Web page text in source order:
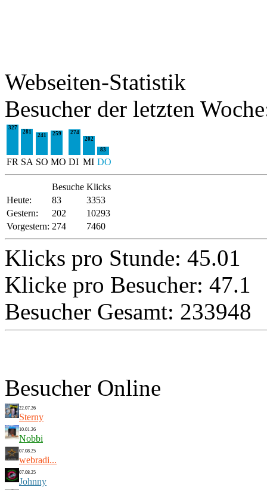
Webseiten-Statistik
Besucher der letzten
327
281
241 259
274
202
83
FR SA SO MO DI MI DO
Besuche Klicks
Heute:
83
3353
Gestern:
202
10293
Vorgestern: 274 7460
Klicks pro Stunde: 45.01
Klicke pro Besucher: 47.1
Besucher Gesamt: 233948
Besucher Online
22.07.26
Sterny
10.01.26
Nobbi
07.08.25
webradi...
07.08.25
Johnny